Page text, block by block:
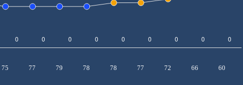
75 77 79 78 78 77 72 66 60